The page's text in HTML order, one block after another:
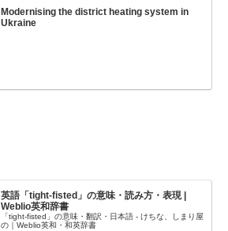
Modernising the district heating system in
Ukraine
英語「tight-fisted」の意味・読み方・表現 |
Weblio英和辞書
「tight-fisted」の意味・翻訳・日本語 - けちな、しまり屋
の｜Weblio英和・和英辞書